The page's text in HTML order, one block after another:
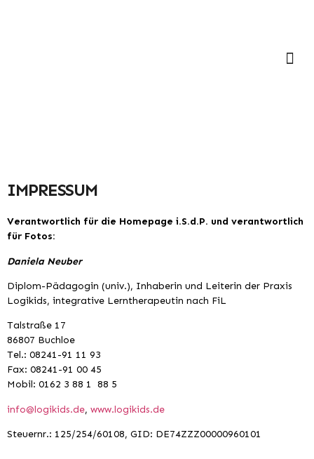
IMPRESSUM
Verantwortlich für die Homepage i.S.d.P. und verantwortlich
für Fotos:
Daniela Neuber
Diplom-Pädagogin (univ.), Inhaberin und Leiterin der Praxis
Logikids, integrative Lerntherapeutin nach FiL
Talstraße 17
86807 Buchloe
Tel.: 08241-91 11 93
Fax: 08241-91 00 45
Mobil: 0162 3 88 1 88 5
info@logikids.de, www.logikids.de
Steuernr.: 125/254/60108, GID: DE74ZZZ00000960101